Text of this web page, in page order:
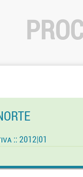
:: 2012|01